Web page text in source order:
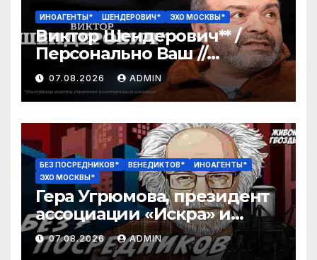
ИНОАГЕНТЫ* ШЕНДЕРОВИЧ* ЭХО МОСКВЫ*
Виктор Шендерович** /
Персонально Ваш //
07.08.2026
07.08.2026 ADMIN
БЕЗ ПОСРЕДНИКОВ* ВЕНЕДИКТОВ*
ИНОАГЕНТЫ*
ЭХО МОСКВЫ*
Гера Угрюмова, президент
ассоциации «Искра» и
Алексей Венедиктов* / Без
посредников // 07.08.26
07.08.2026 ADMIN